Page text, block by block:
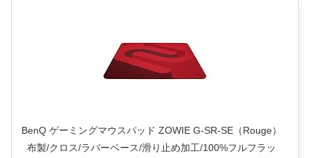
BenQ ゲーミングマウスパッド ZOWIE G-SR-SE（Rouge）
布製/クロス/ラバーベース/滑り止め加工/100%フルフラッ